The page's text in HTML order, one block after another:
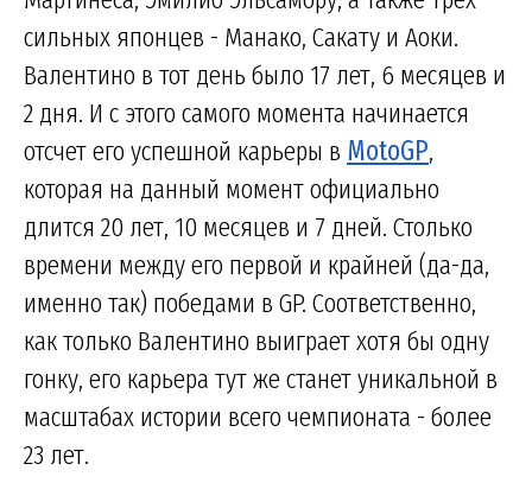
сильных японцев - Манако, Сакату и Аоки.
Валентино в тот день было 17 лет, 6 месяцев и
2 дня. И с этого самого момента начинается
отсчет его успешной карьеры в MotoGP,
которая на данный момент официально
длится 20 лет, 10 месяцев и 7 дней. Столько
времени между его первой и крайней (да-да,
именно так) победами в GP. Соответственно,
как только Валентино выиграет хотя бы одну
гонку, его карьера тут же станет уникальной в
масштабах истории всего чемпионата - более
23 лет.